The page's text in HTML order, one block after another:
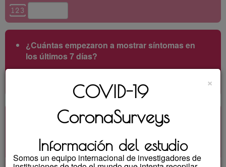
×
COVID-19
CoronaSurveys
Información del estudio
Somos un equipo internacional de investigadores de
¿Cuántas empezaron a mostrar síntomas en
los últimos 7 días?
¿Cuántas de aquellas cuyos síntomas
comenzaron en los últimos 7 días se han
sometido a una prueba?